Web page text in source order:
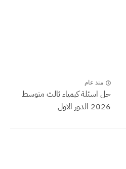
منذ عام
حل اسئلة كيمياء ثالث متوسط
2026 الدور الاول